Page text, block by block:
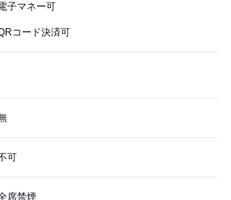
子マネー可
コード決済可
可
席禁煙